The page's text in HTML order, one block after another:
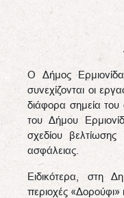
Ο Δήμος
συνεχίζονται οι
διάφορα σημεία του
του Δήμου
σχεδίου βελτίωσης
ασφάλειας.
Ειδικότερα, στη
περιοχές «Δορούφι»